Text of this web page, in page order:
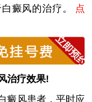
癜风的治疗。 点
治疗效果!
风患者，平时应